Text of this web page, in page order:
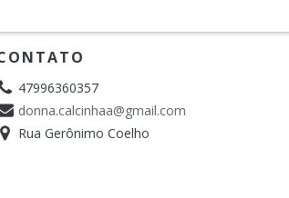
47996360357
donna.calcinhaa@gmail.com
Rua Gerônimo Coelho